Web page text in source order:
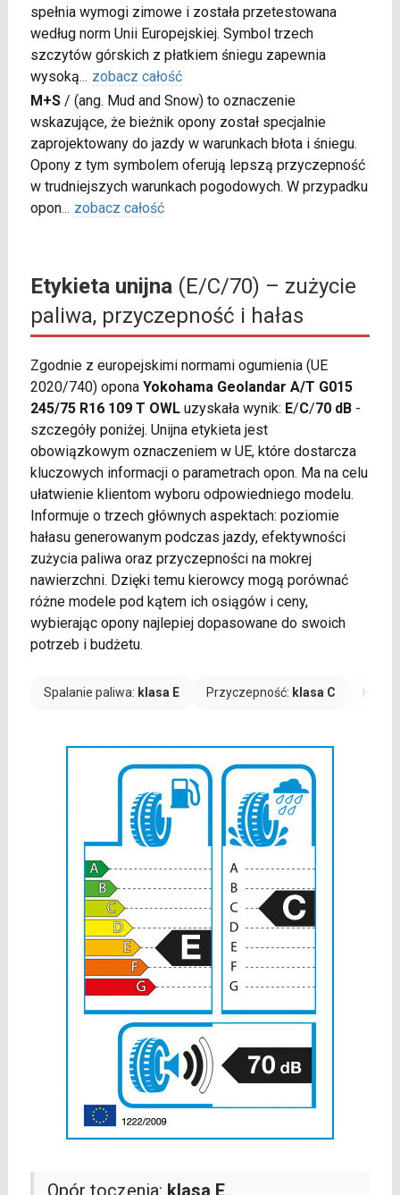
spełnia wymogi zimowe i została przetestowana
według norm Unii Europejskiej. Symbol trzech
szczytów górskich z płatkiem śniegu zapewnia
wysoką... zobacz całość
M+S/ (ang. Mud and Snow) to oznaczenie
wskazujące, że bieżnik opony został specjalnie
zaprojektowany do jazdy w warunkach błota i śniegu.
Opony z tym symbolem oferują lepszą przyczepność
w trudniejszych warunkach pogodowych. W przypadku
opon... zobacz całość
Etykieta unijna(E/C/70) – zużycie
paliwa, przyczepność i hałas
Zgodnie z europejskimi normami ogumienia (UE
2020/740) opona Yokohama Geolandar A/T G015
245/75 R16 109 T OWLuzyskała wynik: E/C/70 dB-
szczegóły poniżej. Unijna etykieta jest
obowiązkowym oznaczeniem w UE, które dostarcza
kluczowych informacji o parametrach opon. Ma na celu
ułatwienie klientom wyboru odpowiedniego modelu.
Informuje o trzech głównych aspektach: poziomie
hałasu generowanym podczas jazdy, efektywności
zużycia paliwa oraz przyczepności na mokrej
nawierzchni. Dzięki temu kierowcy mogą porównać
różne modele pod kątem ich osiągów i ceny,
wybierając opony najlepiej dopasowane do swoich
potrzeb i budżetu.
Spalanie paliwa: klasa E Przyczepność: klasa C Hałas:
Opór toczenia: klasa E